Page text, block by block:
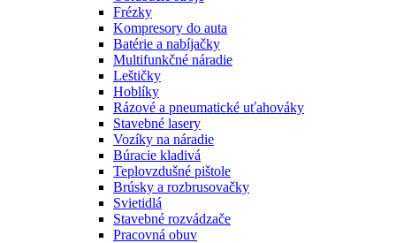
Frézky
Kompresory do auta
Batérie a nabíjačky
Multifunkčné náradie
Leštičky
Hoblíky
Rázové a pneumatické uťahováky
Stavebné lasery
Vozíky na náradie
Búracie kladivá
Teplovzdušné pištole
Brúsky a rozbrusovačky
Svietidlá
Stavebné rozvádzače
Pracovná obuv